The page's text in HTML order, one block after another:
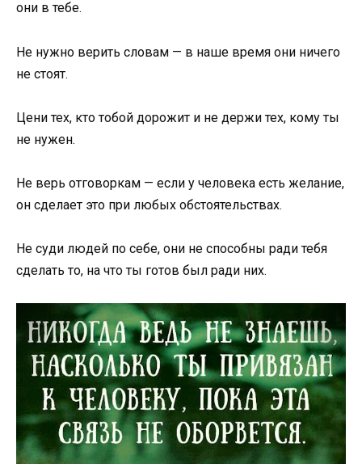
они в тебе.
Не нужно верить словам — в наше время они ничего
не стоят.
Цени тех, кто тобой дорожит и не держи тех, кому ты
не нужен.
Не верь отговоркам — если у человека есть желание,
он сделает это при любых обстоятельствах.
Не суди людей по себе, они не способны ради тебя
сделать то, на что ты готов был ради них.